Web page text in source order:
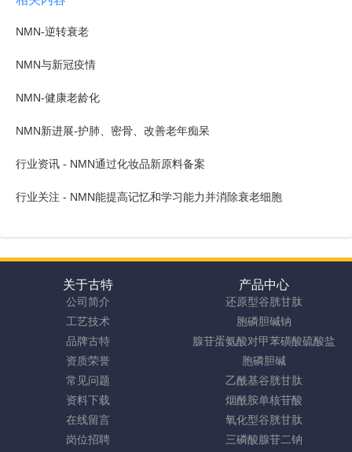
NMN-逆转衰老
NMN与新冠疫情
NMN-健康老龄化
NMN新进展-护肺、密骨、改善老年痴呆
行业资讯 - NMN通过化妆品新原料备案
行业关注 - NMN能提高记忆和学习能力并消除衰老细胞
关于古特
公司简介
工艺技术
品牌古特
资质荣誉
常见问题
资料下载
在线留言
岗位招聘
产品中心
还原型谷胱甘肽
胞磷胆碱钠
腺苷蛋氨酸对甲苯磺酸硫酸盐
胞磷胆碱
乙酰基谷胱甘肽
烟酰胺单核苷酸
氧化型谷胱甘肽
三磷酸腺苷二钠